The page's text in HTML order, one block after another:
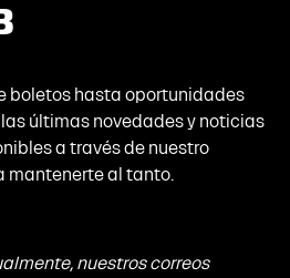
boletos hasta oportunidades
últimas novedades y noticias
a través de nuestro
mantenerte al tanto.
nuestros correos